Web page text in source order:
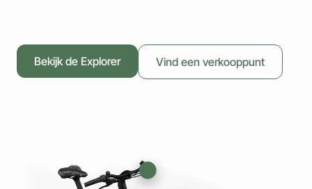
Bekijk de Explorer Vind een verkooppunt